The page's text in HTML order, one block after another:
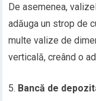
De asemenea,
adăuga un strop de
multe valize de
verticală, creând o
Bancă de